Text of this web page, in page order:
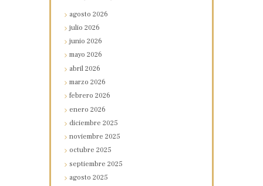
agosto2026
julio2026
junio2026
mayo2026
abril2026
marzo2026
febrero2026
enero2026
diciembre2025
noviembre2025
octubre2025
septiembre2025
agosto2025